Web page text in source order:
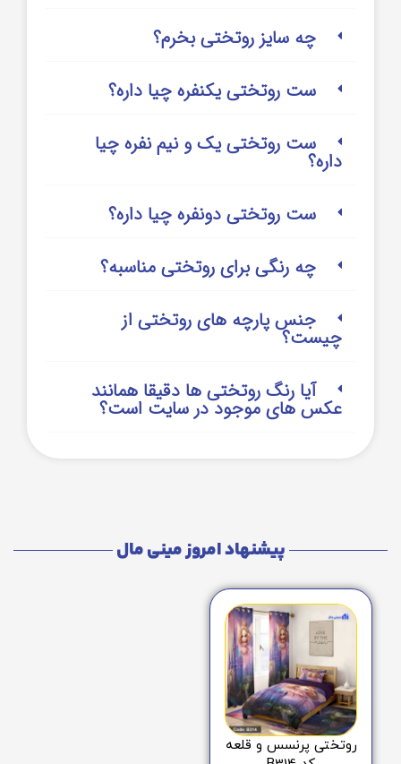
چه سایز روتختی بخرم؟
ست روتختی یکنفره چیا داره؟
ست روتختی یک و نیم نفره چیا
داره؟
ست روتختی دونفره چیا داره؟
چه رنگی برای روتختی مناسبه؟
جنس پارچه های روتختی از
چیست؟
آیا رنگ روتختی ها دقیقا همانند
عکس های موجود در سایت است؟
پیشنهاد امروز مینی مال
روتختی پرنسس و قلعه